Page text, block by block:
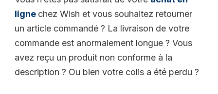
ligne chez Wish et vous souhaitez retourner
un article commandé ? La livraison de votre
commande est anormalement longue ? Vous
avez reçu un produit non conforme à la
description ? Ou bien votre colis a été perdu ?